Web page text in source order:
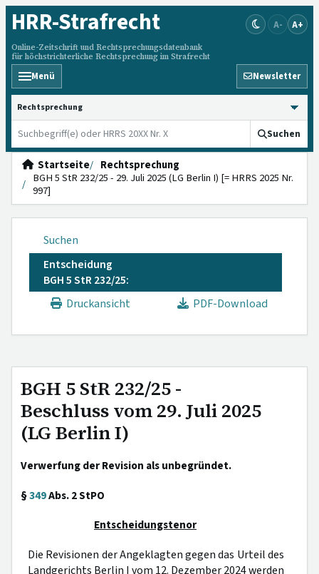
HRR-Strafrecht
Online-Zeitschrift und Rechtsprechungsdatenbank
für höchstrichterliche Rechtsprechung im Strafrecht
A- A+
Menü Newsletter
HRRS durchsuchen
Suchen
Startseite
Rechtsprechung
BGH 5 StR 232/25 - 29. Juli 2025 (LG Berlin I) [= HRRS 2025 Nr.
997]
Suchen
Entscheidung
BGH 5 StR 232/25:
Druckansicht
PDF-Download
BGH 5 StR 232/25 -
Beschluss vom 29. Juli 2025
(LG Berlin I)
Verwerfung der Revision als unbegründet.
§349Abs. 2 StPO
Entscheidungstenor
Die Revisionen der Angeklagten gegen das Urteil des
Landgerichts Berlin I vom 12. Dezember 2024 werden